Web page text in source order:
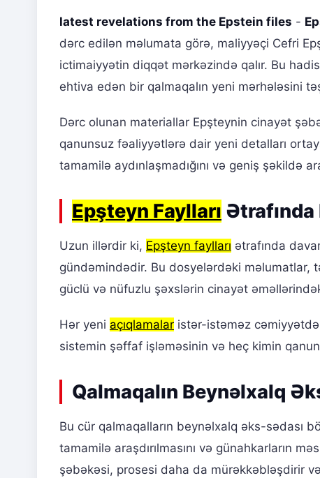
latest revelations from the Epstein files -
dərc edilən məlumata görə, maliyyəçi Cefri
ictimaiyyətin diqqət mərkəzində qalır. Bu
ehtiva edən bir qalmaqalın yeni mərhələsini
Dərc olunan materiallar Epşteynin cinayət
qanunsuz fəaliyyətlərə dair yeni detalları
tamamilə aydınlaşmadığını və geniş şəkildə
Epşteyn Faylları Ətrafında
Uzun illərdir ki, Epşteyn faylları ətrafında
gündəmindədir. Bu dosyelərdəki məlumatlar,
güclü və nüfuzlu şəxslərin cinayət
Hər yeni açıqlamalar istər-istəməz
sistemin şəffaf işləməsinin və heç kimin
Qalmaqalın Beynəlxalq
Bu cür qalmaqalların beynəlxalq əks-sədası
tamamilə araşdırılmasını və günahkarların
şəbəkəsi, prosesi daha da mürəkkəbləşdirir